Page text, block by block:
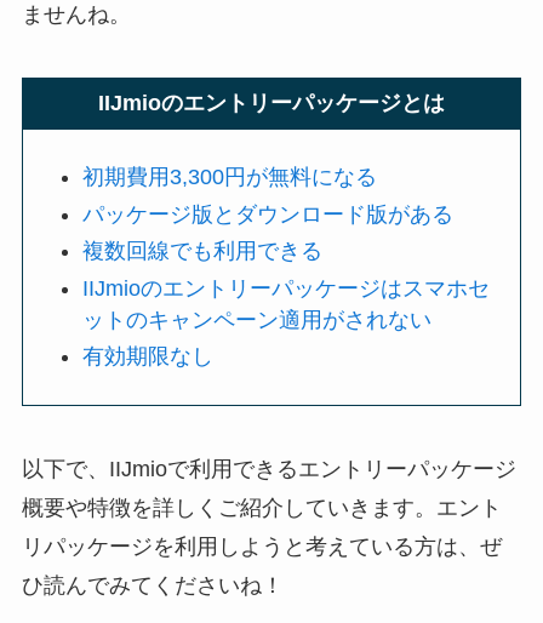
ませんね。
IIJmioのエントリーパッケージとは
初期費用3,300円が無料になる
パッケージ版とダウンロード版がある
複数回線でも利用できる
IIJmioのエントリーパッケージはスマホセ
ットのキャンペーン適用がされない
有効期限なし
以下で、IIJmioで利用できるエントリーパッケージ
概要や特徴を詳しくご紹介していきます。エント
リパッケージを利用しようと考えている方は、ぜ
ひ読んでみてくださいね！